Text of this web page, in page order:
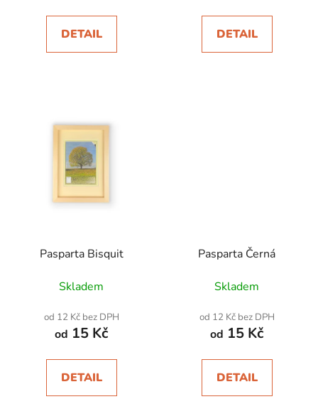
DETAIL DETAIL
Pasparta Bisquit
Skladem
od 12 Kč bez DPH
od 15 Kč
DETAIL
Pasparta Černá
Skladem
od 12 Kč bez DPH
od 15 Kč
DETAIL